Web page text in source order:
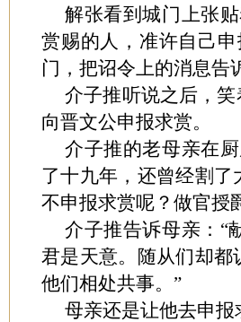
解张看到城门上张
赏赐的人，准许自己
门，把诏令上的消息告
介子推听说之后，
向晋文公申报求赏。
介子推的老母亲在
了十九年，还曾经割
不申报求赏呢？做官授
介子推告诉母亲：“
君是天意。随从们却
他们相处共事。”
母亲还是让他去申